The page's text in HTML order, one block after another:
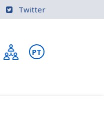
Twitter
PT